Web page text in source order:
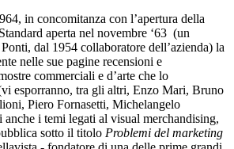
in concomitanza con l’apertura della
aperta nel novembre ‘63 (un
dal 1954 collaboratore dell’azienda) la
nelle sue pagine recensioni e
commerciali e d’arte che lo
esporranno, tra gli altri, Enzo Mari, Bruno
Piero Fornasetti, Michelangelo
anche i temi legati al visual merchandising,
sotto il titolo Problemi del marketing